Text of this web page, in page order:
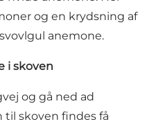
og en krydsning af
anemone.
i skoven
og gå ned ad
til skoven findes få